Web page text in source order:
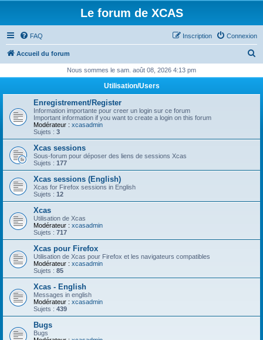
Le forum de XCAS
FAQ Connexion
Inscription
Accueil du forum
h
c
Nous sommes le sam. août 08, 2026 4:13 pm
Utilisation/Users
Enregistrement/Register
Information importante pour creer un login sur ce forum
Important information if you want to create a login on this forum
Modérateur : xcasadmin
Sujets : 3
Xcas sessions
Sous-forum pour déposer des liens de sessions Xcas
Sujets : 177
Xcas sessions (English)
Xcas for Firefox sessions in English
Sujets : 12
Xcas
Utilisation de Xcas
Modérateur : xcasadmin
Sujets : 717
Xcas pour Firefox
Utilisation de Xcas pour Firefox et les navigateurs compatibles
Modérateur : xcasadmin
Sujets : 85
Xcas - English
Messages in english
Modérateur : xcasadmin
Sujets : 439
Bugs
Bugs